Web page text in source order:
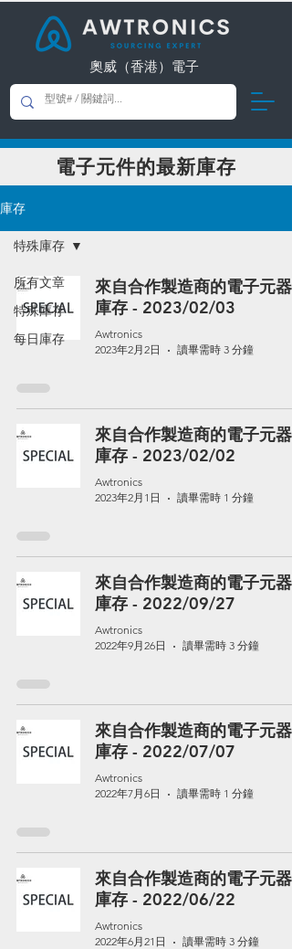
奧威（香港）電子
電子元件的最新庫存
庫存
所有文章
特殊庫存
每日庫存
特殊庫存
來自合作製造商的電子元器
庫存 - 2023/02/03
Awtronics
2023年2月2日
讀畢需時 3 分鐘
來自合作製造商的電子元器
庫存 - 2023/02/02
Awtronics
2023年2月1日
讀畢需時 1 分鐘
來自合作製造商的電子元器
庫存 - 2022/09/27
Awtronics
2022年9月26日
讀畢需時 3 分鐘
來自合作製造商的電子元器
庫存 - 2022/07/07
Awtronics
2022年7月6日
讀畢需時 1 分鐘
來自合作製造商的電子元器
庫存 - 2022/06/22
Awtronics
2022年6月21日
讀畢需時 3 分鐘